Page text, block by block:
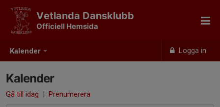
Kalender Logga in
Vetlanda Dansklubb
Officiell Hemsida
Kalender
Gå till idag | Prenumerera